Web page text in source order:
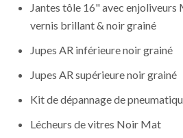
Jantes tôle 16" avec
vernis brillant & noir grainé
Jupes AR inférieure noir grainé
Jupes AR supérieure noir grainé
Kit de dépannage de
Lécheurs de vitres Noir Mat